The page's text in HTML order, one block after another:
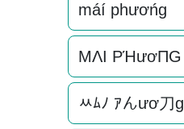
máí phươńg
MΛI PΉươПG
ﾶﾑﾉ ｱんươ刀g